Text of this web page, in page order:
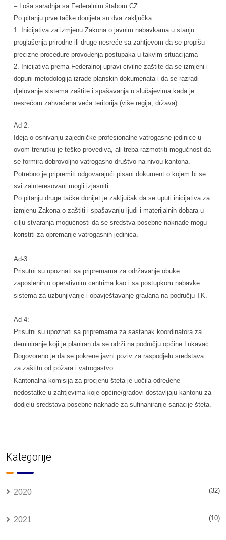
– Loša saradnja sa Federalnim štabom CZ
Po pitanju prve tačke donijeta su dva zaključka:
1. Inicijativa za izmjenu Zakona o javnim nabavkama u stanju
proglašenja prirodne ili druge nesreće sa zahtjevom da se propišu
precizne procedure provođenja postupaka u takvim situacijama
2. Inicijativa prema Federalnoj upravi civilne zaštite da se izmjeni i
dopuni metodologija izrade planskih dokumenata i da se razradi
djelovanje sistema zaštite i spašavanja u slučajevima kada je
nesrećom zahvaćena veća teritorija (više regija, država)
Ad-2:
Ideja o osnivanju zajedničke profesionalne vatrogasne jedinice u
ovom trenutku je teško provediva, ali treba razmotriti mogućnost da
se formira dobrovoljno vatrogasno društvo na nivou kantona.
Potrebno je pripremiti odgovarajući pisani dokument o kojem bi se
svi zainteresovani mogli izjasniti.
Po pitanju druge tačke donijet je zaključak da se uputi inicijativa za
izmjenu Zakona o zaštiti i spašavanju ljudi i materijalnih dobara u
cilju stvaranja mogućnosti da se sredstva posebne naknade mogu
koristiti za opremanje vatrogasnih jedinica.
Ad-3:
Prisutni su upoznati sa pripremama za održavanje obuke
zaposlenih u operativnim centrima kao i sa postupkom nabavke
sistema za uzbunjivanje i obavještavanje građana na području TK.
Ad-4:
Prisutni su upoznati sa pripremama za sastanak koordinatora za
deminiranje koji je planiran da se održi na području općine Lukavac
Dogovoreno je da se pokrene javni poziv za raspodjelu sredstava
za zaštitu od požara i vatrogastvo.
Kantonalna komisija za procjenu šteta je uočila određene
nedostatke u zahtjevima koje općine/gradovi dostavljaju kantonu za
dodjelu sredstava posebne naknade za sufinaniranje sanacije šteta.
Kategorije
2020 (32)
2021 (10)